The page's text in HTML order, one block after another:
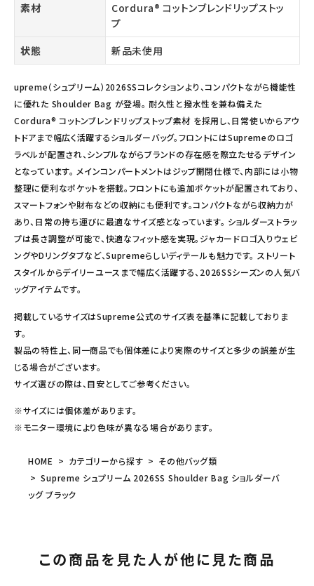
素材
Cordura® コットンブレンドリップストッ
プ
状態
新品未使用
upreme（シュプリーム）2026SSコレクションより、コンパクトながら機能性
に優れた Shoulder Bag が登場。 耐久性と撥水性を兼ね備えた
Cordura® コットンブレンドリップストップ素材 を採用し、日常使いからアウ
トドアまで幅広く活躍するショルダーバッグ。フロントにはSupremeのロゴ
ラベルが配置され、シンプルながらブランドの存在感を際立たせるデザイン
となっています。 メインコンパートメントはジップ開閉仕様で、内部には小物
整理に便利なポケットを搭載。フロントにも追加ポケットが配置されており、
スマートフォンや財布などの収納にも便利です。コンパクトながら収納力が
あり、日常の持ち運びに最適なサイズ感となっています。 ショルダーストラッ
プは長さ調整が可能で、快適なフィット感を実現。ジャカードロゴ入りウェビ
ングやDリングタブなど、Supremeらしいディテールも魅力です。 ストリート
スタイルからデイリーユースまで幅広く活躍する、2026SSシーズンの人気バ
ッグアイテムです。
掲載しているサイズはSupreme公式のサイズ表を基準に記載しておりま
す。
製品の特性上、同一商品でも個体差により実際のサイズと多少の誤差が生
じる場合がございます。
サイズ選びの際は、目安としてご参考ください。
※サイズには個体差があります。
※モニター環境により色味が異なる場合があります。
HOME カテゴリーから探す
その他バッグ類
Supreme シュプリーム 2026SS Shoulder Bag ショルダーバ
ッグ ブラック
この商品を見た人が他に見た商品